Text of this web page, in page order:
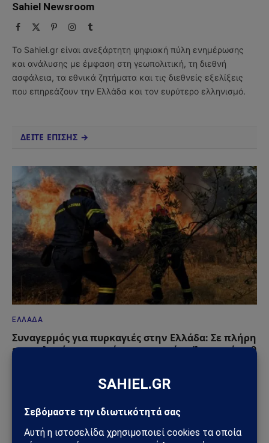
Sahiel Newsroom
Facebook PinterestInstagram
Tumblr
Το Sahiel.gr είναι ανεξάρτητη ψηφιακή πύλη ενημέρωσης
και ανάλυσης με έμφαση στη γεωπολιτική, τη διεθνή
ασφάλεια, τα εθνικά ζητήματα και τις διεθνείς εξελίξεις
που επηρεάζουν την Ελλάδα και τον ευρύτερο ελληνισμό.
ΔΕΙΤΕ ΕΠΙΣΗΣ →
ΕΛΛΆΔΑ
Συναγερμός για πυρκαγιές στην Ελλάδα: Σε πλήρη
επιφυλακή ο κρατικός μηχανισμός – Άνεμοι έως 9